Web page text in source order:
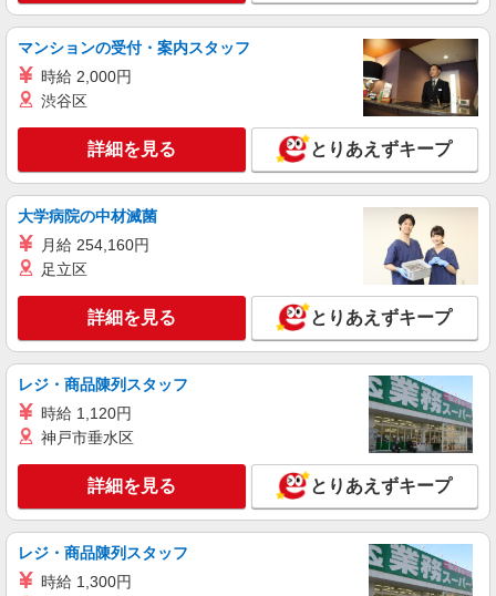
マンションの受付・案内スタッフ
時給 2,000円
渋谷区
詳細を見る とりあえずキープ
大学病院の中材滅菌
月給 254,160円
足立区
詳細を見る とりあえずキープ
レジ・商品陳列スタッフ
時給 1,120円
神戸市垂水区
詳細を見る とりあえずキープ
レジ・商品陳列スタッフ
時給 1,300円